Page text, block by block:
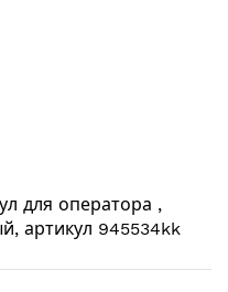
для оператора ,
артикул 945534kk